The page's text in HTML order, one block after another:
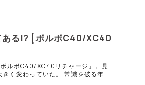
ある!? [ボルボC40/XC40
ルボC40/XC40リチャージ」。見
く変わっていた。 常識を破る年次
ブランドであるボルボは、20